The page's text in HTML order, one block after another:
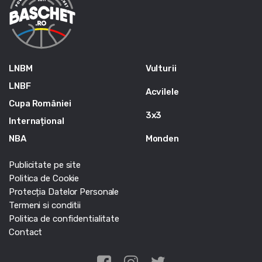
LNBM
LNBF
Cupa României
Internațional
NBA
Vulturii
Acvilele
3x3
Monden
Publicitate pe site
Politica de Cookie
Protecția Datelor Personale
Termeni si conditii
Politica de confidentialitate
Contact